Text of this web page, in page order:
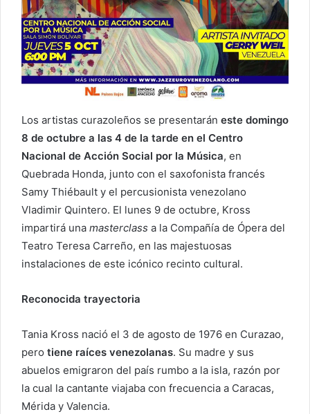
Los artistas curazoleños se presentarán este domingo
8 de octubre a las 4 de la tarde en el Centro
Nacional de Acción Social por la Música, en
Quebrada Honda, junto con el saxofonista francés
Samy Thiébault y el percusionista venezolano
Vladimir Quintero. El lunes 9 de octubre, Kross
impartirá una masterclass a la Compañía de Ópera del
Teatro Teresa Carreño, en las majestuosas
instalaciones de este icónico recinto cultural.
Reconocida trayectoria
Tania Kross nació el 3 de agosto de 1976 en Curazao,
pero tiene raíces venezolanas. Su madre y sus
abuelos emigraron del país rumbo a la isla, razón por
la cual la cantante viajaba con frecuencia a Caracas,
Mérida y Valencia.